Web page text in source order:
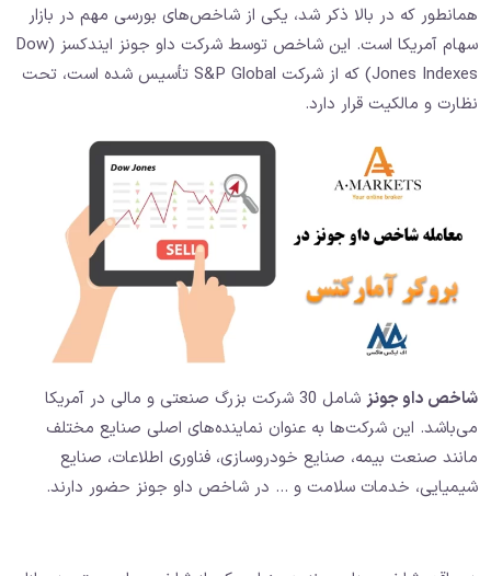
همانطور که در بالا ذکر شد، یکی از شاخص‌های بورسی مهم در بازار
سهام آمریکا است. این شاخص توسط شرکت داو جونز ایندکسز (Dow
Jones Indexes) که از شرکت S&P Global تأسیس شده است، تحت
نظارت و مالکیت قرار دارد.
شاخص داو جونز
شامل 30 شرکت بزرگ صنعتی و مالی در آمریکا
می‌باشد. این شرکت‌ها به عنوان نماینده‌های اصلی صنایع مختلف
مانند صنعت بیمه، صنایع خودروسازی، فناوری اطلاعات، صنایع
شیمیایی، خدمات سلامت و … در شاخص داو جونز حضور دارند.